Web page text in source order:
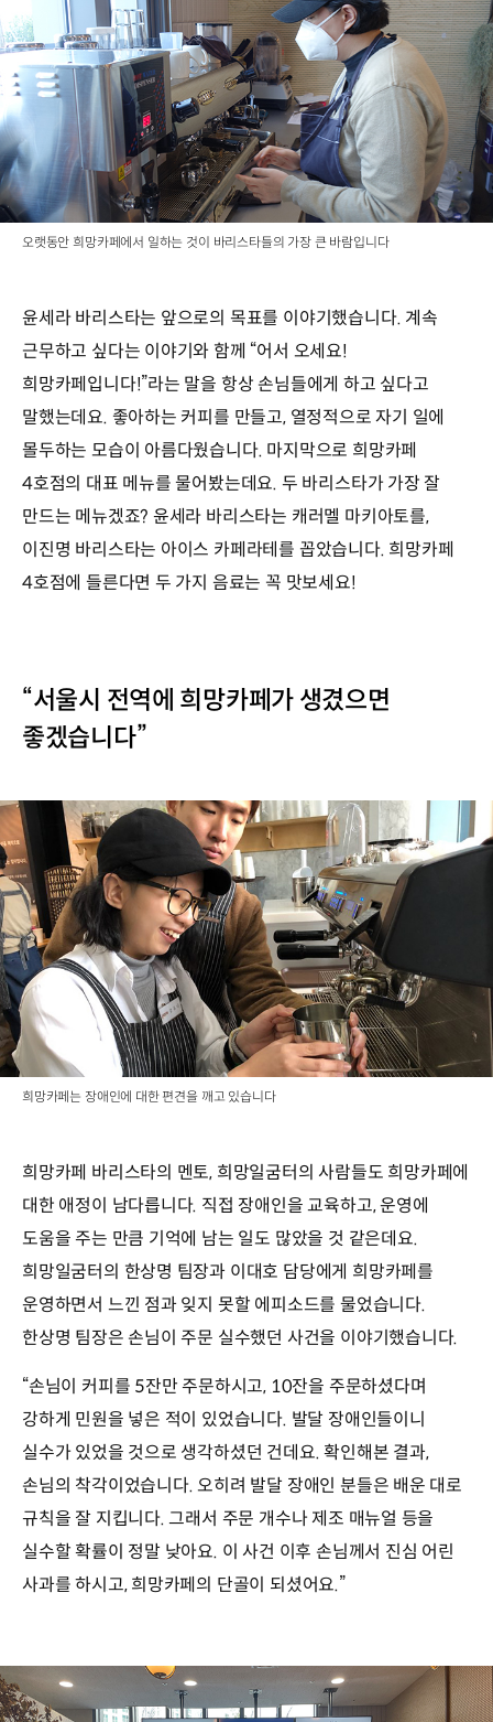
오랫동안 희망카페에서 일하는 것이 바리스타들의 가장 큰 바람입니다
윤세라 바리스타는 앞으로의 목표를 이야기했습니다. 계속
근무하고 싶다는 이야기와 함께 “어서 오세요!
희망카페입니다!”라는 말을 항상 손님들에게 하고 싶다고
말했는데요. 좋아하는 커피를 만들고, 열정적으로 자기 일에
몰두하는 모습이 아름다웠습니다. 마지막으로 희망카페
4호점의 대표 메뉴를 물어봤는데요. 두 바리스타가 가장 잘
만드는 메뉴겠죠? 윤세라 바리스타는 캐러멜 마키아토를,
이진명 바리스타는 아이스 카페라테를 꼽았습니다. 희망카페
4호점에 들른다면 두 가지 음료는 꼭 맛보세요!
“서울시 전역에 희망카페가 생겼으면
좋겠습니다”
희망카페는 장애인에 대한 편견을 깨고 있습니다
희망카페 바리스타의 멘토, 희망일굼터의 사람들도 희망카페에
대한 애정이 남다릅니다. 직접 장애인을 교육하고, 운영에
도움을 주는 만큼 기억에 남는 일도 많았을 것 같은데요.
희망일굼터의 한상명 팀장과 이대호 담당에게 희망카페를
운영하면서 느낀 점과 잊지 못할 에피소드를 물었습니다.
한상명 팀장은 손님이 주문 실수했던 사건을 이야기했습니다.
“손님이 커피를 5잔만 주문하시고, 10잔을 주문하셨다며
강하게 민원을 넣은 적이 있었습니다. 발달 장애인들이니
실수가 있었을 것으로 생각하셨던 건데요. 확인해본 결과,
손님의 착각이었습니다. 오히려 발달 장애인 분들은 배운 대로
규칙을 잘 지킵니다. 그래서 주문 개수나 제조 매뉴얼 등을
실수할 확률이 정말 낮아요. 이 사건 이후 손님께서 진심 어린
사과를 하시고, 희망카페의 단골이 되셨어요.”